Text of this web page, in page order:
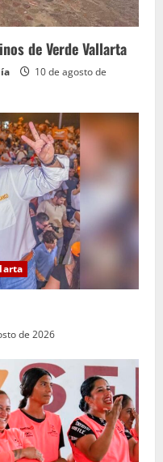
de Verde Vallarta
10 de agosto de
de 2026